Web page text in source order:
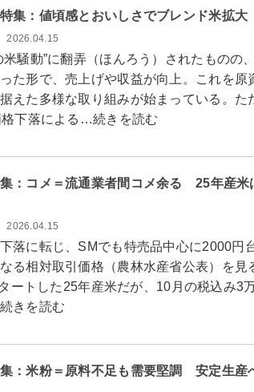
集：値頃感とおいしさでブレンド米拡大
2026.04.15
騒動”に翻弄（ほんろう）されたものの
た形で、売上げや収益が向上。これを原
えた多様な取り組みが始まっている。た
下落による…続きを読む
：コメ＝流通業者間コメ余る 25年産米
2026.04.15
落に転じ、SMでも特売品中心に2000円
る相対取引価格（農林水産省公表）を見
ートした25年産米だが、10月の税込み3
きを読む
：米粉＝原料不足も需要堅調 安定生産